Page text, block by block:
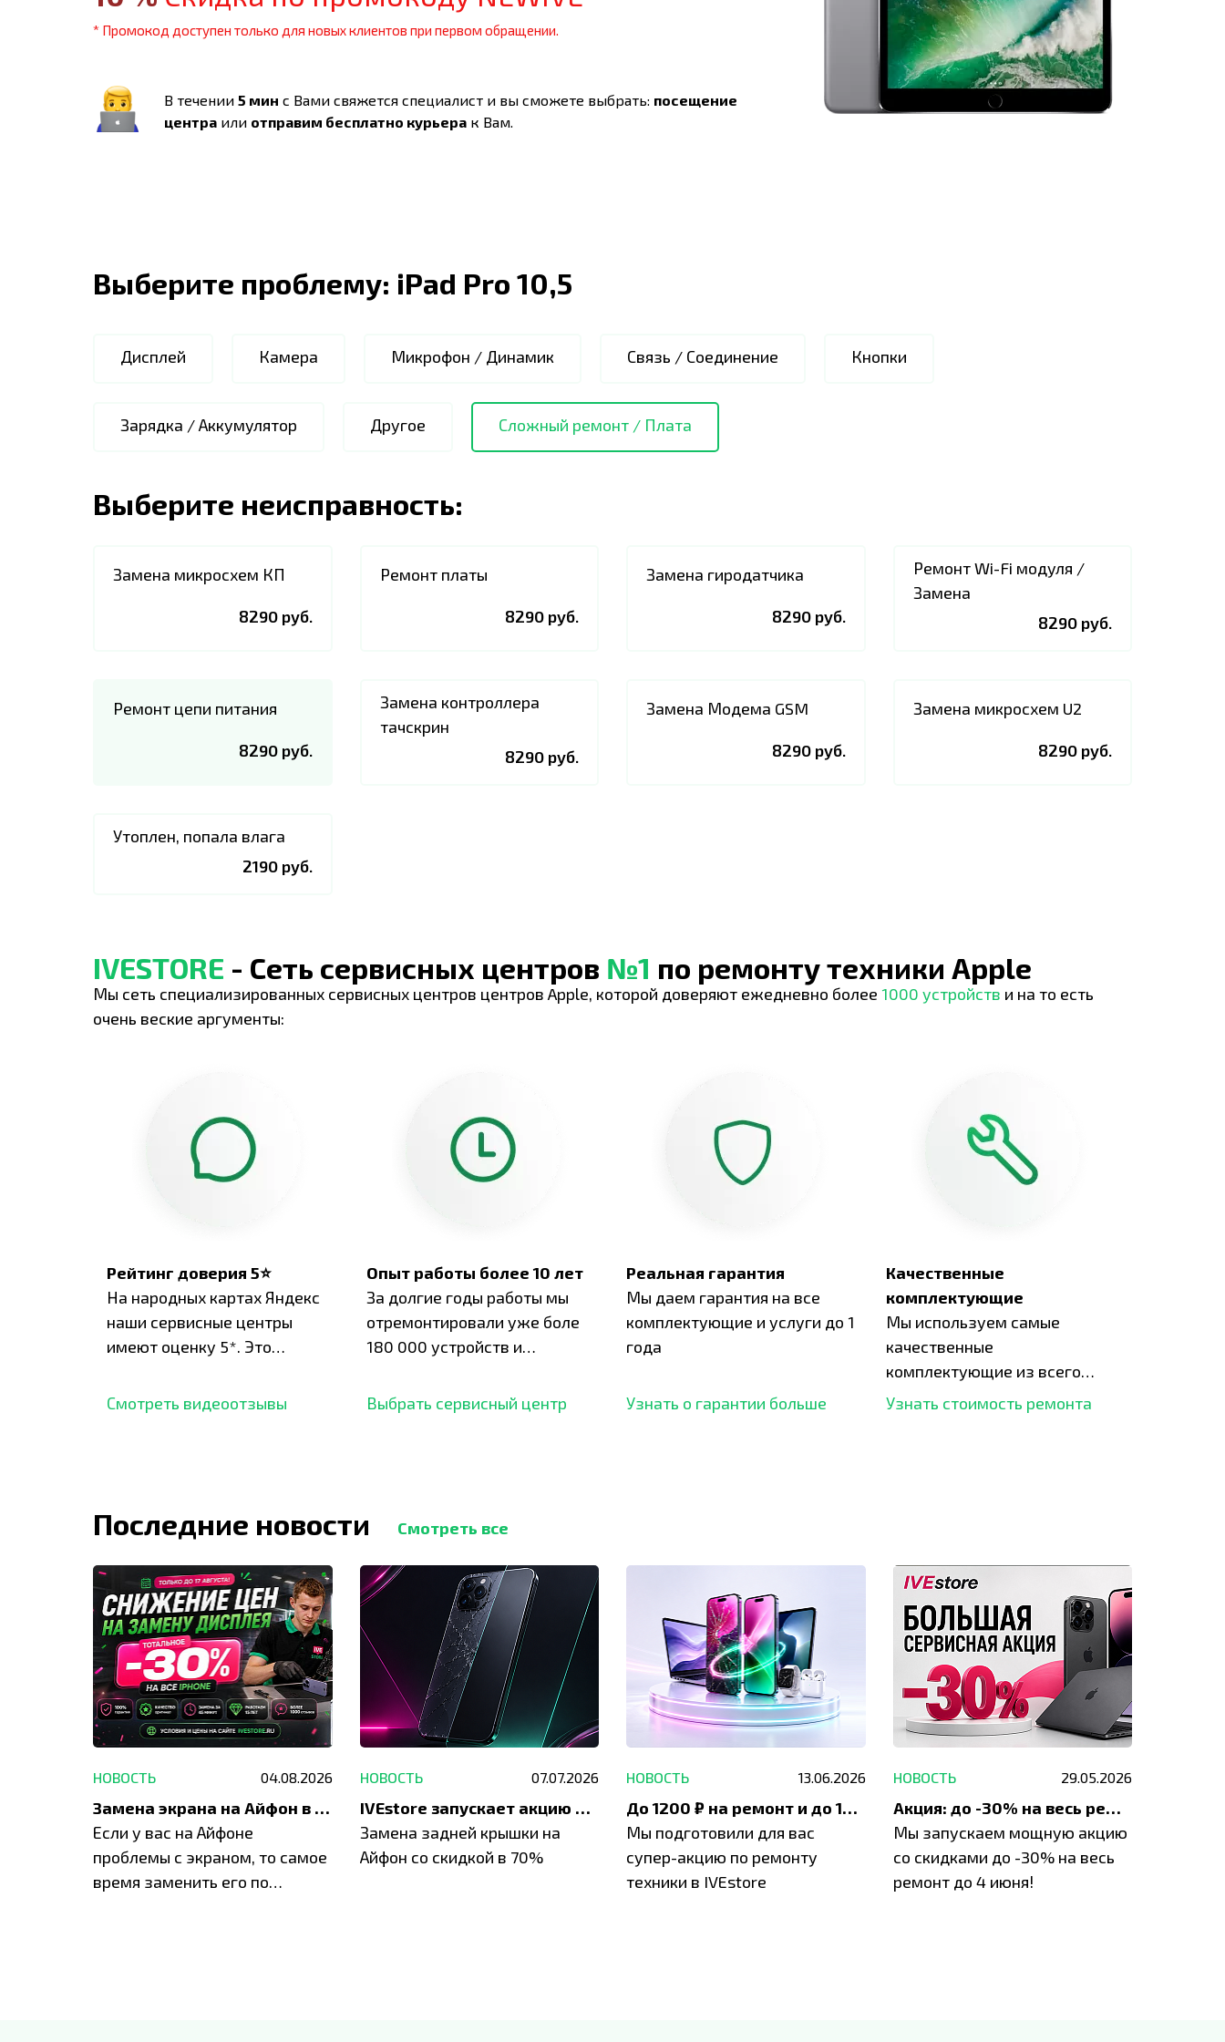
* Промокод доступен только для новых клиентов при первом обращении.
В течении 5 мин с Вами свяжется специалист и вы сможете выбрать: посещение
центра или отправим бесплатно курьера к Вам.
Выберите проблему: iPad Pro 10,5
Дисплей Камера Микрофон / Динамик Связь / Соединение Кнопки
Зарядка / Аккумулятор Другое Сложный ремонт / Плата
Выберите неисправность:
Замена микросхем КП
8290 руб.
Ремонт платы
8290 руб.
Замена гиродатчика
8290 руб.
Ремонт Wi-Fi модуля /
Замена
8290 руб.
Ремонт цепи питания
8290 руб.
Замена контроллера
тачскрин
8290 руб.
Замена Модема GSM
8290 руб.
Замена микросхем U2
8290 руб.
Утоплен, попала влага
2190 руб.
IVESTORE - Сеть сервисных центров №1 по ремонту техники Apple
Мы сеть специализированных сервисных центров центров Apple, которой доверяют ежедневно более 1000 устройств и на то есть
очень веские аргументы:
Рейтинг доверия 5⭐
На народных картах Яндекс
наши сервисные центры
имеют оценку 5*. Это
отзывов,
Смотреть видеоотзывы
Опыт работы более 10 лет
За долгие годы работы мы
отремонтировали уже боле
180 000 устройств и
опыт.
Выбрать сервисный центр
Реальная гарантия
Мы даем гарантия на все
комплектующие и услуги до 1
года
Узнать о гарантии больше
Качественные
комплектующие
Мы используем самые
качественные
комплектующие из всего
рынка и используем самое
Узнать стоимость ремонта
Последние новости Смотреть все
НОВОСТЬ 04.08.2026
Замена экрана на Айфон в Москве и Балашихе
Если у вас на Айфоне
проблемы с экраном, то самое
время заменить его по
НОВОСТЬ 07.07.2026
IVEstore запускает акцию на замену заднего стекла
Замена задней крышки на
Айфон со скидкой в 70%
НОВОСТЬ 13.06.2026
До 1200 ₽ на ремонт и до 1500 ₽ на покупку техники Apple
Мы подготовили для вас
супер-акцию по ремонту
техники в IVEstore
НОВОСТЬ 29.05.2026
Акция: до -30% на весь ремонт техники Apple
Мы запускаем мощную акцию
со скидками до -30% на весь
ремонт до 4 июня!